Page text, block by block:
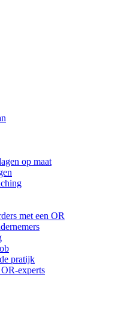
op maat
met een OR
pratijk
experts